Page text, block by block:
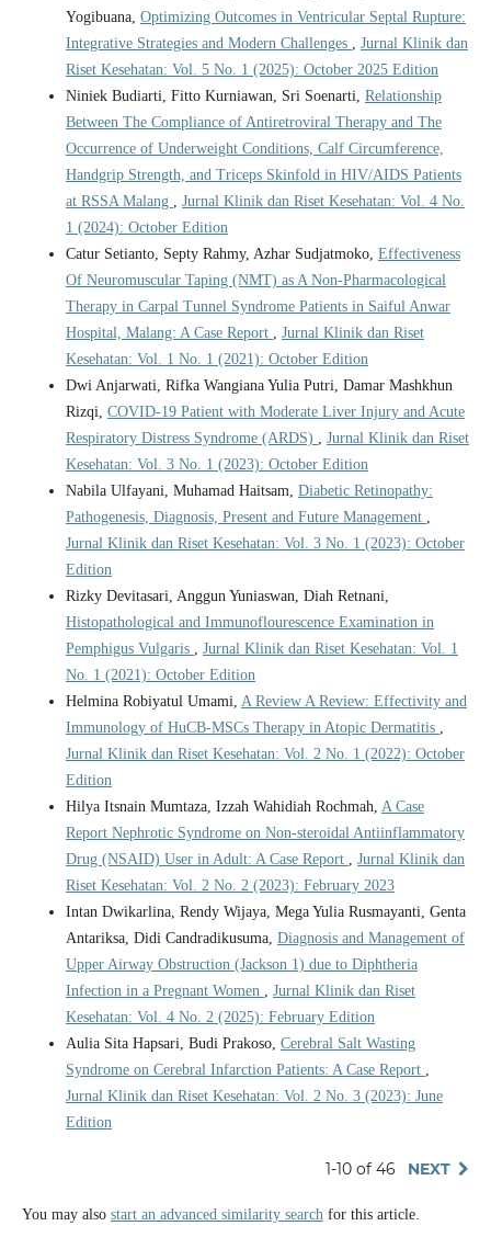
Yogibuana, Optimizing Outcomes in Ventricular Septal Rupture:
Integrative Strategies and Modern Challenges
Jurnal Klinik dan
Riset Kesehatan: Vol. 5 No. 1 (2025): October 2025 Edition
Niniek Budiarti, Fitto Kurniawan, Sri Soenarti, Relationship
Between The Compliance of Antiretroviral Therapy and The
Occurrence of Underweight Conditions, Calf Circumference,
Handgrip Strength, and Triceps Skinfold in HIV/AIDS Patients
at RSSA Malang
Jurnal Klinik dan Riset Kesehatan: Vol. 4 No.
1 (2024): October Edition
Catur Setianto, Septy Rahmy, Azhar Sudjatmoko, Effectiveness
Of Neuromuscular Taping (NMT) as A Non-Pharmacological
Therapy in Carpal Tunnel Syndrome Patients in Saiful Anwar
Hospital, Malang: A Case Report
Jurnal Klinik dan Riset
Kesehatan: Vol. 1 No. 1 (2021): October Edition
Dwi Anjarwati, Rifka Wangiana Yulia Putri, Damar Mashkhun
Rizqi, COVID-19 Patient with Moderate Liver Injury and Acute
Respiratory Distress Syndrome (ARDS)
Jurnal Klinik dan Riset
Kesehatan: Vol. 3 No. 1 (2023): October Edition
Nabila Ulfayani, Muhamad Haitsam, Diabetic Retinopathy:
Pathogenesis, Diagnosis, Present and Future Management
Jurnal Klinik dan Riset Kesehatan: Vol. 3 No. 1 (2023): October
Edition
Rizky Devitasari, Anggun Yuniaswan, Diah Retnani,
Histopathological and Immunoflourescence Examination in
Pemphigus Vulgaris
Jurnal Klinik dan Riset Kesehatan: Vol. 1
No. 1 (2021): October Edition
Helmina Robiyatul Umami, A Review A Review: Effectivity and
Immunology of HuCB-MSCs Therapy in Atopic Dermatitis
Jurnal Klinik dan Riset Kesehatan: Vol. 2 No. 1 (2022): October
Edition
Hilya Itsnain Mumtaza, Izzah Wahidiah Rochmah, A Case
Report Nephrotic Syndrome on Non-steroidal Antiinflammatory
Drug (NSAID) User in Adult: A Case Report
Jurnal Klinik dan
Riset Kesehatan: Vol. 2 No. 2 (2023): February 2023
Intan Dwikarlina, Rendy Wijaya, Mega Yulia Rusmayanti, Genta
Antariksa, Didi Candradikusuma, Diagnosis and Management of
Upper Airway Obstruction (Jackson 1) due to Diphtheria
Infection in a Pregnant Women
Jurnal Klinik dan Riset
Kesehatan: Vol. 4 No. 2 (2025): February Edition
Aulia Sita Hapsari, Budi Prakoso, Cerebral Salt Wasting
Syndrome on Cerebral Infarction Patients: A Case Report
Jurnal Klinik dan Riset Kesehatan: Vol. 2 No. 3 (2023): June
Edition
1-10 of 46 NEXT
You may also start an advanced similarity search for this article.